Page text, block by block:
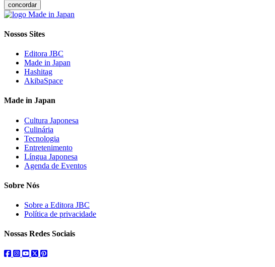
concordar
Nossos Sites
Editora JBC
Made in Japan
Hashitag
AkibaSpace
Made in Japan
Cultura Japonesa
Culinária
Tecnologia
Entretenimento
Língua Japonesa
Agenda de Eventos
Sobre Nós
Sobre a Editora JBC
Política de privacidade
Nossas Redes Sociais
facebook
instagram
youtube
twitterpinterest